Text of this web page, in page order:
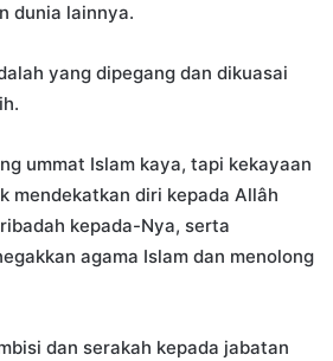
dunia lainnya.
yang dipegang dan dikuasai
ummat Islam kaya, tapi kekayaan
mendekatkan diri kepada Allâh
kepada-Nya, serta
agama Islam dan menolong
dan serakah kepada jabatan